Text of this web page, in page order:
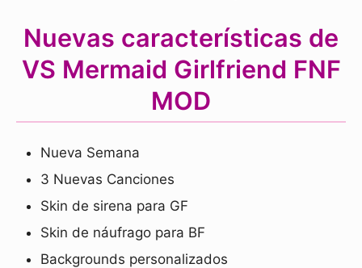
Nuevas características de
VS Mermaid Girlfriend FNF
MOD
Nueva Semana
3 Nuevas Canciones
Skin de sirena para GF
Skin de náufrago para BF
Backgrounds personalizados